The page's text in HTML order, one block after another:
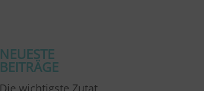
NEUESTE
BEITRÄGE
Die wichtigste Zutat